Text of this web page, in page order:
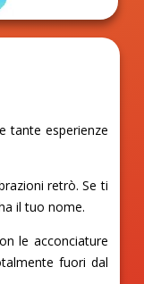
tante esperienze
retrò. Se ti
il tuo nome.
le acconciature
fuori dal